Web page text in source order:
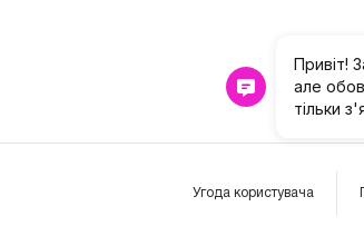
Угода користувача